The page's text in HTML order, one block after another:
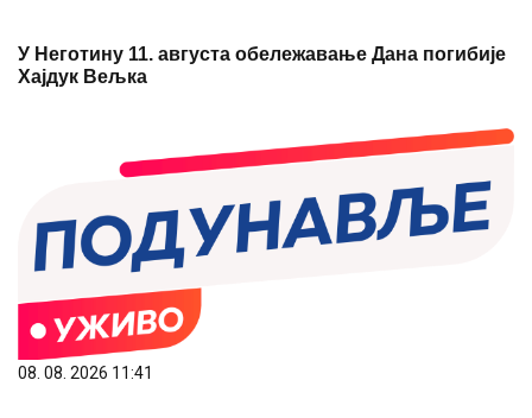
У Неготину 11. августа обележавање Дана погибије
Хајдук Вељка
08. 08. 2026 11:41